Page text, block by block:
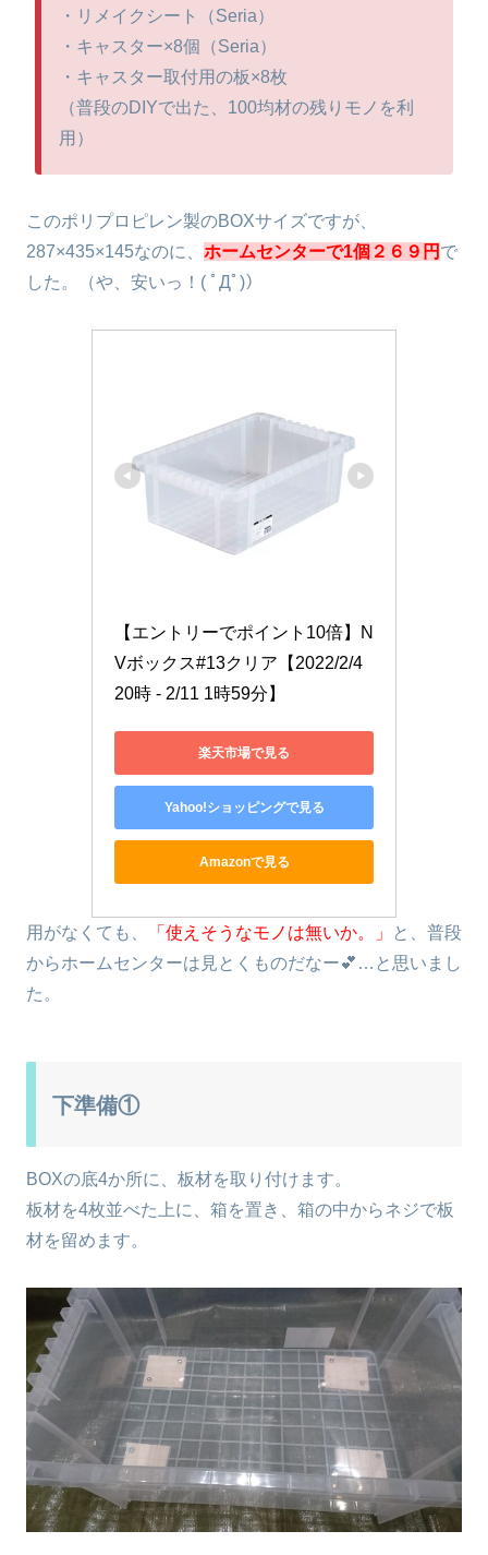
・リメイクシート（Seria）
・キャスター×8個（Seria）
・キャスター取付用の板×8枚
（普段のDIYで出た、100均材の残りモノを利
用）
このポリプロピレン製のBOXサイズですが、
287×435×145なのに、 ホームセンターで1個２６９円 で
した。（や、安いっ！( ﾟДﾟ)）
【エントリーでポイント10倍】N
Vボックス#13クリア【2022/2/4
20時 - 2/11 1時59分】
楽天市場で見る
Yahoo!ショッピングで見る
Amazonで見る
用がなくても、 「使えそうなモノは無いか。」
と、普段
からホームセンターは見とくものだなー💕…と思いまし
た。
下準備①
BOXの底4か所に、板材を取り付けます。
板材を4枚並べた上に、箱を置き、箱の中からネジで板
材を留めます。